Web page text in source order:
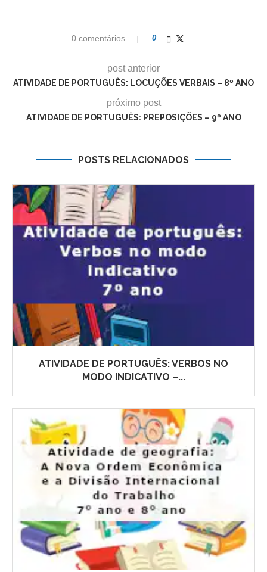
0 comentários 0
post anterior
ATIVIDADE DE PORTUGUÊS: LOCUÇÕES VERBAIS – 8º ANO
próximo post
ATIVIDADE DE PORTUGUÊS: PREPOSIÇÕES – 9º ANO
POSTS RELACIONADOS
ATIVIDADE DE PORTUGUÊS: VERBOS NO
MODO INDICATIVO –...